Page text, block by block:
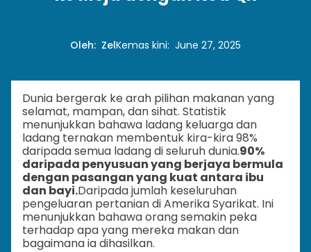
Oleh: ZelKemas kini: June 27, 2025
Dunia bergerak ke arah pilihan makanan yang
selamat, mampan, dan sihat. Statistik
menunjukkan bahawa ladang keluarga dan
ladang ternakan membentuk kira-kira 98%
daripada semua ladang di seluruh dunia.90%
daripada penyusuan yang berjaya bermula
dengan pasangan yang kuat antara ibu
dan bayi.Daripada jumlah keseluruhan
pengeluaran pertanian di Amerika Syarikat. Ini
menunjukkan bahawa orang semakin peka
terhadap apa yang mereka makan dan
bagaimana ia dihasilkan.